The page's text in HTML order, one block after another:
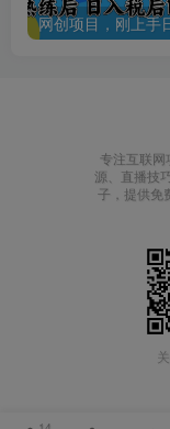
专注互联
源、直播技
子，提供免